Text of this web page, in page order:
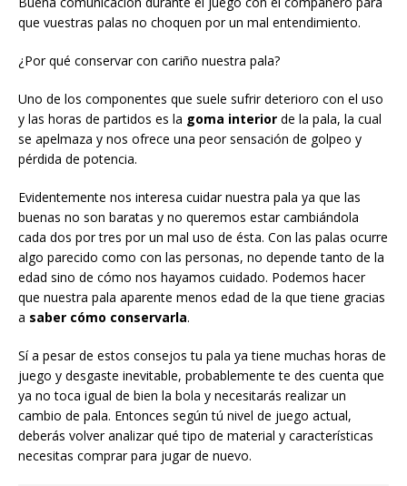
que vuestras palas no choquen por un mal entendimiento.
¿Por qué conservar con cariño nuestra pala?
Uno de los componentes que suele sufrir deterioro con el uso
y las horas de partidos es la goma interior de la pala, la cual
se apelmaza y nos ofrece una peor sensación de golpeo y
pérdida de potencia.
Evidentemente nos interesa cuidar nuestra pala ya que las
buenas no son baratas y no queremos estar cambiándola
cada dos por tres por un mal uso de ésta. Con las palas ocurre
algo parecido como con las personas, no depende tanto de la
edad sino de cómo nos hayamos cuidado. Podemos hacer
que nuestra pala aparente menos edad de la que tiene gracias
a saber cómo conservarla.
Sí a pesar de estos consejos tu pala ya tiene muchas horas de
juego y desgaste inevitable, probablemente te des cuenta que
ya no toca igual de bien la bola y necesitarás realizar un
cambio de pala. Entonces según tú nivel de juego actual,
deberás volver analizar qué tipo de material y características
necesitas comprar para jugar de nuevo.